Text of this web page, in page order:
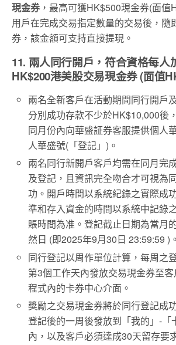
現金券，最高可獲HK$500現金券(面值
用戶在完成交易指定數量的交易後，隨
券，該金額可支持直接提現。
11. 兩人同行開戶，符合資格每人
HK$200港美股交易現金券 (面值
兩名全新客戶在活動期間同行開戶
分別成功存款不少於HK$10,000後
同月份內向華盛証券客服提供個人
人華盛號(「登記」)。
兩名同行新開戶客戶均需在同月完
及登記，且資訊完全吻合才可視為
功。開戶時間以系統紀錄之實際成
準和存入資金的時間以系統中記錄
賬時間為准。登記截止日期為當月
然日 (即2025年9月30日 23:59:59 )。
同行登記以周作單位計算，每周之
第3個工作天內發放交易現金券至
程式內的卡券中心介面。
獎勵之交易現金券將於同行登記成
登記後的一周後發放到「我的」-「
內，以及客戶必須達成30天留存要